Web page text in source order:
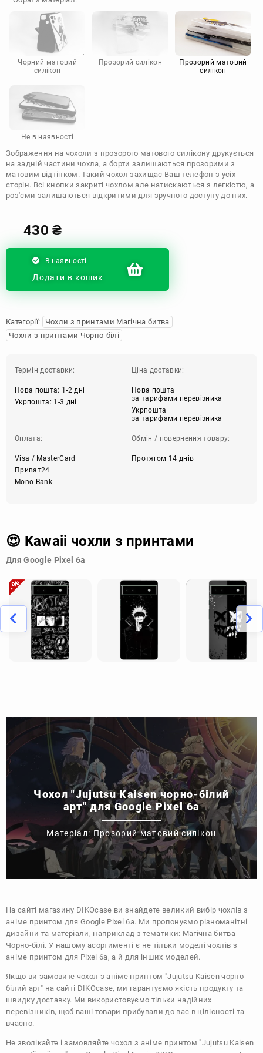
Doogee
Infinix
Motorola
Чорний матовий
силікон
Прозорий силікон
Прозорий матовий
силікон
Не в наявності
Зображення на чохоли з прозорого матового силікону друкується
на задній частини чохла, а борти залишаються прозорими з
матовим відтінком. Такий чохол захищає Ваш телефон з усіх
сторін. Всі кнопки закриті чохлом але натискаються з легкістю, а
роз'єми залишаються відкритими для зручного доступу до них.
430₴
В наявності
Додати в кошик
Категорії:
Чохли з принтами Магічна битва
Чохли з принтами Чорно-білі
Термін доставки:
Нова пошта: 1-2 дні
Укрпошта: 1-3 дні
Ціна доставки:
Нова пошта
за тарифами перевізника
Укрпошта
за тарифами перевізника
Оплата:
Visa / MasterCard
Приват24
Mono Bank
Обмін / повернення товару:
Протягом 14 днів
😍 Kawaii чохли з принтами
Для Google Pixel 6a
Чохол "Jujutsu Kaisen чорно-білий
арт" для Google Pixel 6a
Матеріал: Прозорий матовий силікон
На сайті магазину DIKOcase ви знайдете великий вибір чохлів з
аніме принтом для Google Pixel 6a. Ми пропонуємо різноманітні
дизайни та матеріали, наприклад з тематики: Магічна битва
Чорно-білі. У нашому асортименті є не тільки моделі чохлів з
аніме принтом для Pixel 6a, а й для інших моделей.
Якщо ви замовите чохол з аніме принтом "Jujutsu Kaisen чорно-
білий арт" на сайті DIKOcase, ми гарантуємо якість продукту та
швидку доставку. Ми використовуємо тільки надійних
перевізників, щоб ваші товари прибували до вас в цілісності та
вчасно.
Не зволікайте і замовляйте чохол з аніме принтом "Jujutsu Kaisen